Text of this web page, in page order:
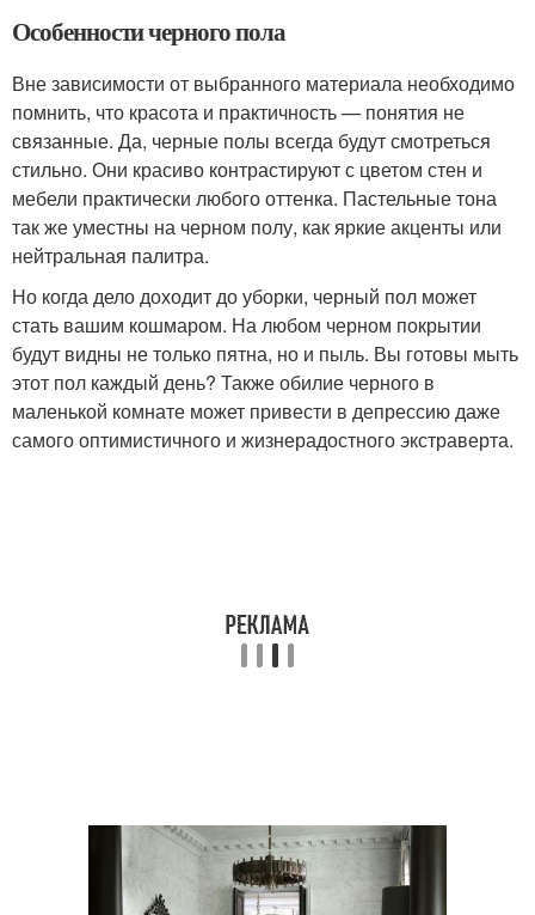
Особенности черного пола
Вне зависимости от выбранного материала необходимо
помнить, что красота и практичность — понятия не
связанные. Да, черные полы всегда будут смотреться
стильно. Они красиво контрастируют с цветом стен и
мебели практически любого оттенка. Пастельные тона
так же уместны на черном полу, как яркие акценты или
нейтральная палитра.
Но когда дело доходит до уборки, черный пол может
стать вашим кошмаром. На любом черном покрытии
будут видны не только пятна, но и пыль. Вы готовы мыть
этот пол каждый день? Также обилие черного в
маленькой комнате может привести в депрессию даже
самого оптимистичного и жизнерадостного экстраверта.